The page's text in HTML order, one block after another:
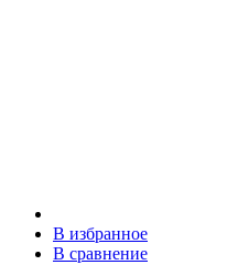
В избранное
В сравнение